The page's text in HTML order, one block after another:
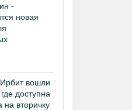
-
новая
вошли
доступна
на вторичку